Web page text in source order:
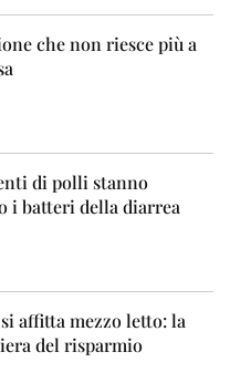
che non riesce più a
di polli stanno
i batteri della diarrea
affitta mezzo letto: la
del risparmio